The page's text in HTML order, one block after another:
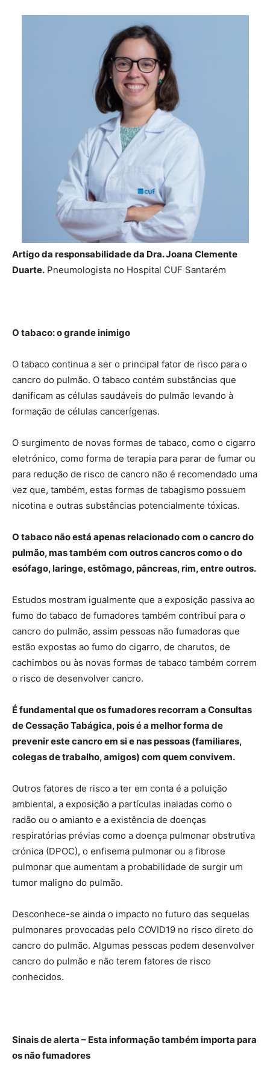
Artigo da responsabilidade da Dra. Joana Clemente
Duarte. Pneumologista no Hospital CUF Santarém
O tabaco: o grande inimigo
O tabaco continua a ser o principal fator de risco para o
cancro do pulmão. O tabaco contém substâncias que
danificam as células saudáveis do pulmão levando à
formação de células cancerígenas.
O surgimento de novas formas de tabaco, como o cigarro
eletrónico, como forma de terapia para parar de fumar ou
para redução de risco de cancro não é recomendado uma
vez que, também, estas formas de tabagismo possuem
nicotina e outras substâncias potencialmente tóxicas.
O tabaco não está apenas relacionado com o cancro do
pulmão, mas também com outros cancros como o do
esófago, laringe, estômago, pâncreas, rim, entre outros.
Estudos mostram igualmente que a exposição passiva ao
fumo do tabaco de fumadores também contribui para o
cancro do pulmão, assim pessoas não fumadoras que
estão expostas ao fumo do cigarro, de charutos, de
cachimbos ou às novas formas de tabaco também correm
o risco de desenvolver cancro.
É fundamental que os fumadores recorram a Consultas
de Cessação Tabágica, pois é a melhor forma de
prevenir este cancro em si e nas pessoas (familiares,
colegas de trabalho, amigos) com quem convivem.
Outros fatores de risco a ter em conta é a poluição
ambiental, a exposição a partículas inaladas como o
radão ou o amianto e a existência de doenças
respiratórias prévias como a doença pulmonar obstrutiva
crónica (DPOC), o enfisema pulmonar ou a fibrose
pulmonar que aumentam a probabilidade de surgir um
tumor maligno do pulmão.
Desconhece-se ainda o impacto no futuro das sequelas
pulmonares provocadas pelo COVID19 no risco direto do
cancro do pulmão. Algumas pessoas podem desenvolver
cancro do pulmão e não terem fatores de risco
conhecidos.
Sinais de alerta – Esta informação também importa para
os não fumadores